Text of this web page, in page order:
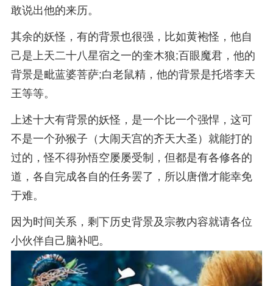
敢说出他的来历。
其余的妖怪，有的背景也很强，比如黄袍怪，他自
己是上天二十八星宿之一的奎木狼;百眼魔君，他的
背景是毗蓝婆菩萨;白老鼠精，他的背景是托塔李天
王等等。
上述十大有背景的妖怪，是一个比一个强悍，这可
不是一个孙猴子（大闹天宫的齐天大圣）就能打的
过的，怪不得孙悟空屡屡受制，但都是有各修各的
道，各自完成各自的任务罢了，所以唐僧才能幸免
于难。
因为时间关系，剩下历史背景及宗教内容就请各位
小伙伴自己脑补吧。